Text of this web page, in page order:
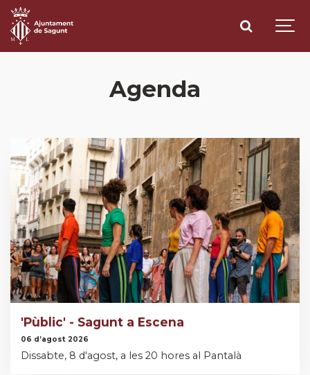
Agenda
'Pùblic' - Sagunt a Escena
06 d’agost 2026
Dissabte, 8 d'agost, a les 20 hores al Pantalà